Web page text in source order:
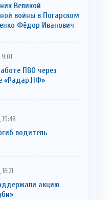
Великой
войны в Погарском
Фёдор Иванович
ПВО через
«Радар.НФ»
19:48
водитель
акцию